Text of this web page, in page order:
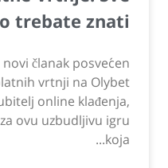
trebate znati
članak posvećen
vrtnji na Olybet
online klađenja,
ovu uzbudljivu igru
koja...